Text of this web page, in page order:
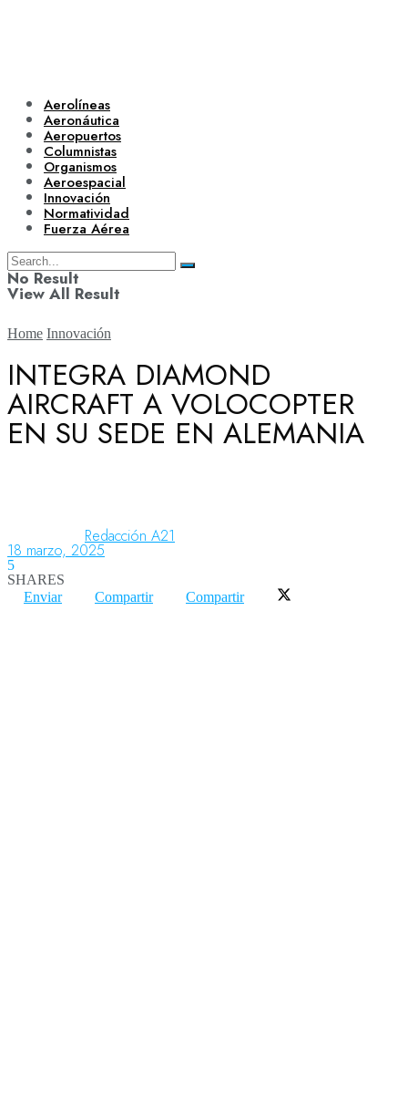
Aerolíneas
Aeronáutica
Aeropuertos
Columnistas
Organismos
Aeroespacial
Innovación
Normatividad
Fuerza Aérea
No Result
View All Result
Aerolíneas
Aeropuertos
Columnistas
Home Innovación
INTEGRA DIAMOND
AIRCRAFT A VOLOCOPTER
EN SU SEDE EN ALEMANIA
Redacción A21
18 marzo, 2025
5
SHARES
Enviar
Compartir Compartir